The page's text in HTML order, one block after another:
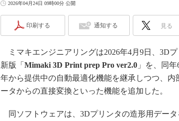
2026年04月24日 09時00分 公開
印刷する 通知する 見る
ミマキエンジニアリングは2026年4月9日、3D
新版「 Mimaki 3D Print prep Pro ver2.0 」を、同
年から提供中の自動最適化機能を継承しつつ、
ータからの直接変換といった機能を追加した。
同ソフトウェアは、3Dプリンタの造形用デー